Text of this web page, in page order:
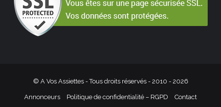
© A Vos Assiettes - Tous droits réservés - 2010 - 2026
Annonceurs Politique de confidentialité – RGPD Contact